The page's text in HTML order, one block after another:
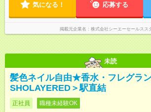
気になる！ 応募する
掲載元企業名 株式会社シーエーセールスス
未読
髪色ネイル自由★香水・フレグラ
SHOLAYERED＞駅直結
正社員 職種未経験OK